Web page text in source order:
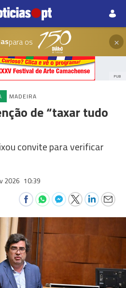
para os ×
PUB
MADEIRA
de “taxar tudo
convite para verificar
2026 10:39